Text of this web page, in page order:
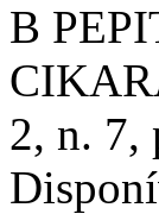
B
2, n. 7,